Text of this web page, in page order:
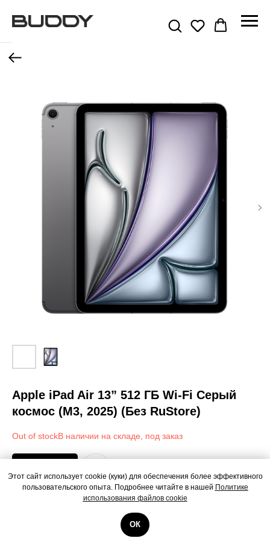
Этот сайт использует cookie (куки) для обеспечения более эффективного
пользовательского опыта. Подробнее читайте в нашей Политике
использования файлов cookie
ОК
Назад
Apple iPad Air 13” 512 ГБ Wi-Fi Серый
космос (M3, 2025) (Без RuStore)
Out of stock